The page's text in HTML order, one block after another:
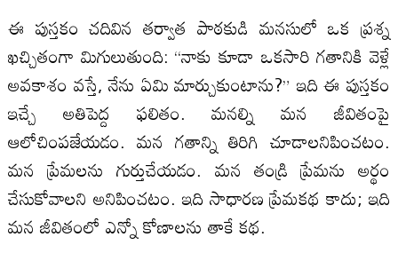
ఈ పుస్తకం చదివిన తర్వాత పాఠకుడి మనసులో ఒక ప్రశ్న
ఖచ్చితంగా మిగులుతుంది: “నాకు కూడా ఒకసారి గతానికి వెళ్లే
అవకాశం వస్తే, నేను ఏమి మార్చుకుంటాను?” ఇది ఈ పుస్తకం
ఇచ్చే అతిపెద్ద ఫలితం. మనల్ని మన జీవితంపై
ఆలోచింపజేయడం. మన గతాన్ని తిరిగి చూడాలనిపించటం.
మన ప్రేమలను గుర్తుచేయడం. మన తండ్రి ప్రేమను అర్థం
చేసుకోవాలని అనిపించటం. ఇది సాధారణ ప్రేమకథ కాదు; ఇది
మన జీవితంలో ఎన్నో కోణాలను తాకే కథ.